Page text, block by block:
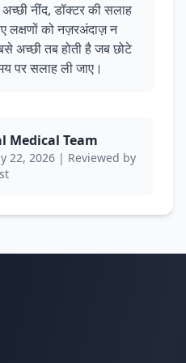
नींद, डॉक्टर की सलाह
को नज़रअंदाज़ न
अच्छी तब होती है जब छोटे
पर सलाह ली जाए।
Medical Team
22, 2026 | Reviewed by